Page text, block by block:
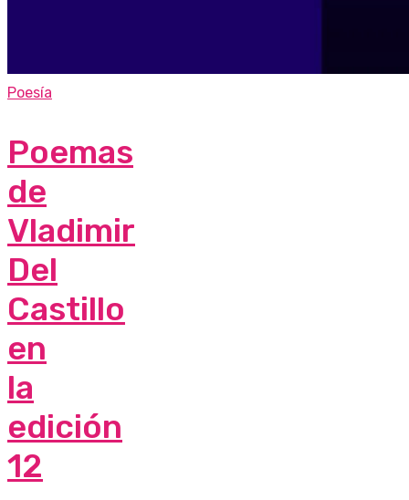
Poesía
Poemas
de
Vladimir
Del
Castillo
en
la
edición
12